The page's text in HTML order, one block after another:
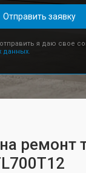
Отправить заявку
я даю свое
данных.
ремонт